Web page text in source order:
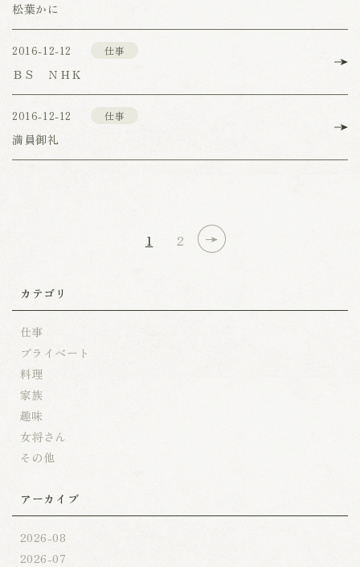
松葉かに
2016-12-12 仕事
ＢＳ ＮＨＫ
2016-12-12 仕事
満員御礼
1 2
カテゴリ
仕事
プライベート
料理
家族
趣味
女将さん
その他
アーカイブ
2026-08
2026-07